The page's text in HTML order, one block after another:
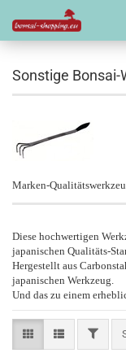
Sonstige Bonsai-
Marken-
Diese hochwertigen
japanischen Qualitäts-
Hergestellt aus
japanischen Werkzeug.
Und das zu einem